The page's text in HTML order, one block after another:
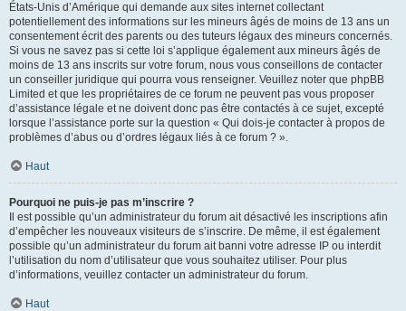
États-Unis d’Amérique qui demande aux sites internet collectant
potentiellement des informations sur les mineurs âgés de moins de 13 ans un
consentement écrit des parents ou des tuteurs légaux des mineurs concernés.
Si vous ne savez pas si cette loi s’applique également aux mineurs âgés de
moins de 13 ans inscrits sur votre forum, nous vous conseillons de contacter
un conseiller juridique qui pourra vous renseigner. Veuillez noter que phpBB
Limited et que les propriétaires de ce forum ne peuvent pas vous proposer
d’assistance légale et ne doivent donc pas être contactés à ce sujet, excepté
lorsque l’assistance porte sur la question « Qui dois-je contacter à propos de
problèmes d’abus ou d’ordres légaux liés à ce forum ? ».
Haut
Pourquoi ne puis-je pas m’inscrire ?
Il est possible qu’un administrateur du forum ait désactivé les inscriptions afin
d’empêcher les nouveaux visiteurs de s’inscrire. De même, il est également
possible qu’un administrateur du forum ait banni votre adresse IP ou interdit
l’utilisation du nom d’utilisateur que vous souhaitez utiliser. Pour plus
d’informations, veuillez contacter un administrateur du forum.
Haut